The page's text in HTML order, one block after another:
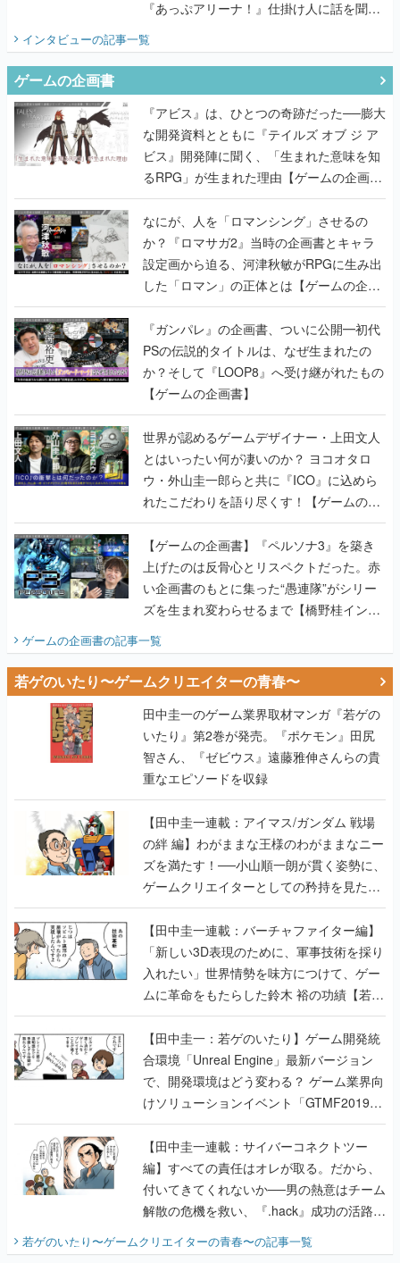
『あっぷアリーナ！』仕掛け人に話を聞い
インタビューの記事一覧
ゲームの企画書
『アビス』は、ひとつの奇跡だった──膨大
な開発資料とともに『テイルズ オブ ジ ア
ビス』開発陣に聞く、「生まれた意味を知
るRPG」が生まれた理由【ゲームの企画
書】
なにが、人を「ロマンシング」させるの
か？『ロマサガ2』当時の企画書とキャラ
設定画から迫る、河津秋敏がRPGに生み出
した「ロマン」の正体とは【ゲームの企画
書】
『ガンパレ』の企画書、ついに公開━初代
PSの伝説的タイトルは、なぜ生まれたの
か？そして『LOOP8』へ受け継がれたもの
【ゲームの企画書】
世界が認めるゲームデザイナー・上田文人
とはいったい何が凄いのか？ ヨコオタロ
ウ・外山圭一郎らと共に『ICO』に込めら
れたこだわりを語り尽くす！【ゲームの企
画書】
【ゲームの企画書】『ペルソナ3』を築き
上げたのは反骨心とリスペクトだった。赤
い企画書のもとに集った“愚連隊”がシリー
ズを生まれ変わらせるまで【橋野桂インタ
ゲームの企画書の記事一覧
若ゲのいたり〜ゲームクリエイターの青春〜
田中圭一のゲーム業界取材マンガ『若ゲの
いたり』第2巻が発売。『ポケモン』田尻
智さん、『ゼビウス』遠藤雅伸さんらの貴
重なエピソードを収録
【田中圭一連載：アイマス/ガンダム 戦場
の絆 編】わがままな王様のわがままなニー
ズを満たす！──小山順一朗が貫く姿勢に、
ゲームクリエイターとしての矜持を見た
【若ゲのいたり最終回】
【田中圭一連載：バーチャファイター編】
「新しい3D表現のために、軍事技術を採り
入れたい」世界情勢を味方につけて、ゲー
ムに革命をもたらした鈴木 裕の功績【若ゲ
のいたり】
【田中圭一：若ゲのいたり】ゲーム開発統
合環境「Unreal Engine」最新バージョン
で、開発環境はどう変わる？ ゲーム業界向
けソリューションイベント「GTMF2019」
に行って、より理解を深めよう【PR】
【田中圭一連載：サイバーコネクトツー
編】すべての責任はオレが取る。だから、
付いてきてくれないか──男の熱意はチーム
解散の危機を救い、『.hack』成功の活路を
『少年ジャンプ』色だった【若ゲのいた
若ゲのいたり〜ゲームクリエイターの青春〜の記事一覧